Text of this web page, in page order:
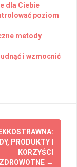
dla Ciebie
poziom
metody
i wzmocnić
PRODUKTY I
KORZYŚCI
ZDROWOTNE →